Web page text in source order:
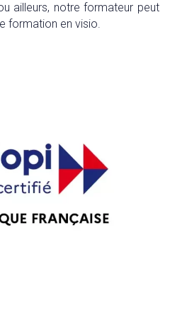
ailleurs, notre formateur peut
formation en visio.